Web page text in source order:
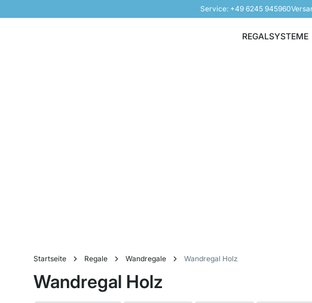
Service: +49 6245 945960
REGALSYSTEME
Startseite Regale Wandregale Wandregal Holz
Wandregal Holz